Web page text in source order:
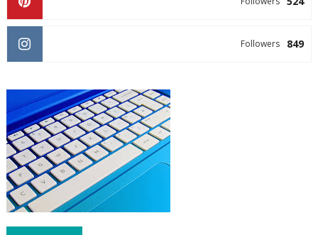
849
Followers